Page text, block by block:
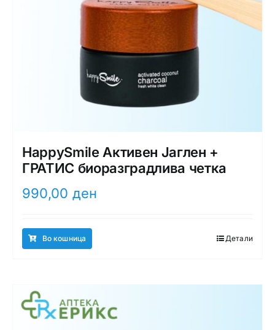
HappySmile Активен Јаглен +
ГРАТИС биоразградлива четка
990,00 ден
Во кошница Детали